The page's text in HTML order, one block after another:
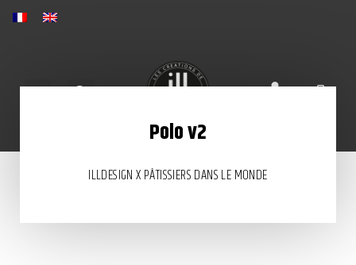
Aller
MenuRechercher
Polo v2
ILLDESIGN X PÂTISSIERS DANS LE MONDE